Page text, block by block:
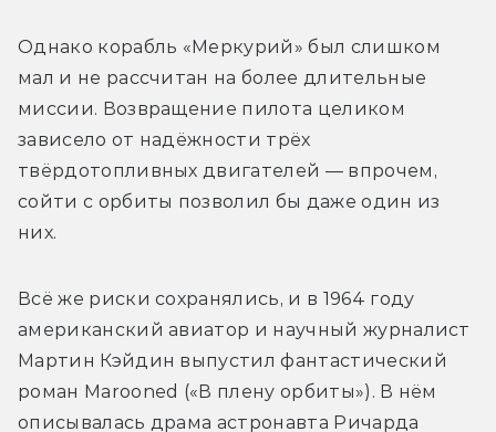
Однако корабль «Меркурий» был слишком
мал и не рассчитан на более длительные
миссии. Возвращение пилота целиком
зависело от надёжности трёх
твёрдотопливных двигателей — впрочем,
сойти с орбиты позволил бы даже один из
них.
Всё же риски сохранялись, и в 1964 году
американский авиатор и научный журналист
Мартин Кэйдин выпустил фантастический
роман Marooned («В плену орбиты»). В нём
описывалась драма астронавта Ричарда